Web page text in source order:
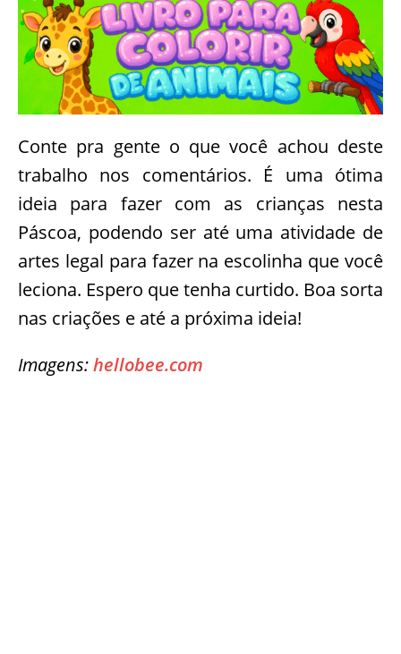
Conte pra gente o que você achou deste
trabalho nos comentários. É uma ótima
ideia para fazer com as crianças nesta
Páscoa, podendo ser até uma atividade de
artes legal para fazer na escolinha que você
leciona. Espero que tenha curtido. Boa sorta
nas criações e até a próxima ideia!
Imagens:hellobee.com